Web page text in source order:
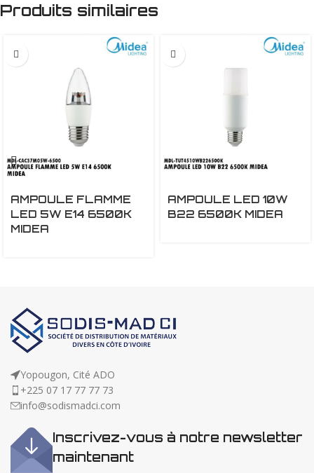
Produits similaires
AMPOULE FLAMME
LED 5W E14 6500K
MIDEA
AMPOULE LED 10W
B22 6500K MIDEA
Yopougon, Cité ADO
+225 07 17 77 77 73
info@sodismadci.com
Inscrivez-vous à notre newsletter
maintenant